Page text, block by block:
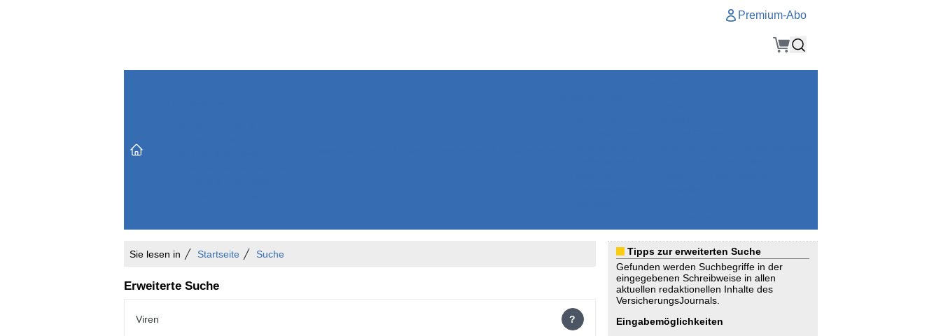
Premium-Abo
Sie lesen in Startseite Suche
Erweiterte Suche
?
Tipps zur erweiterten Suche
Gefunden werden Suchbegriffe in der
eingegebenen Schreibweise in allen
aktuellen redaktionellen Inhalte des
VersicherungsJournals.
Eingabemöglichkeiten